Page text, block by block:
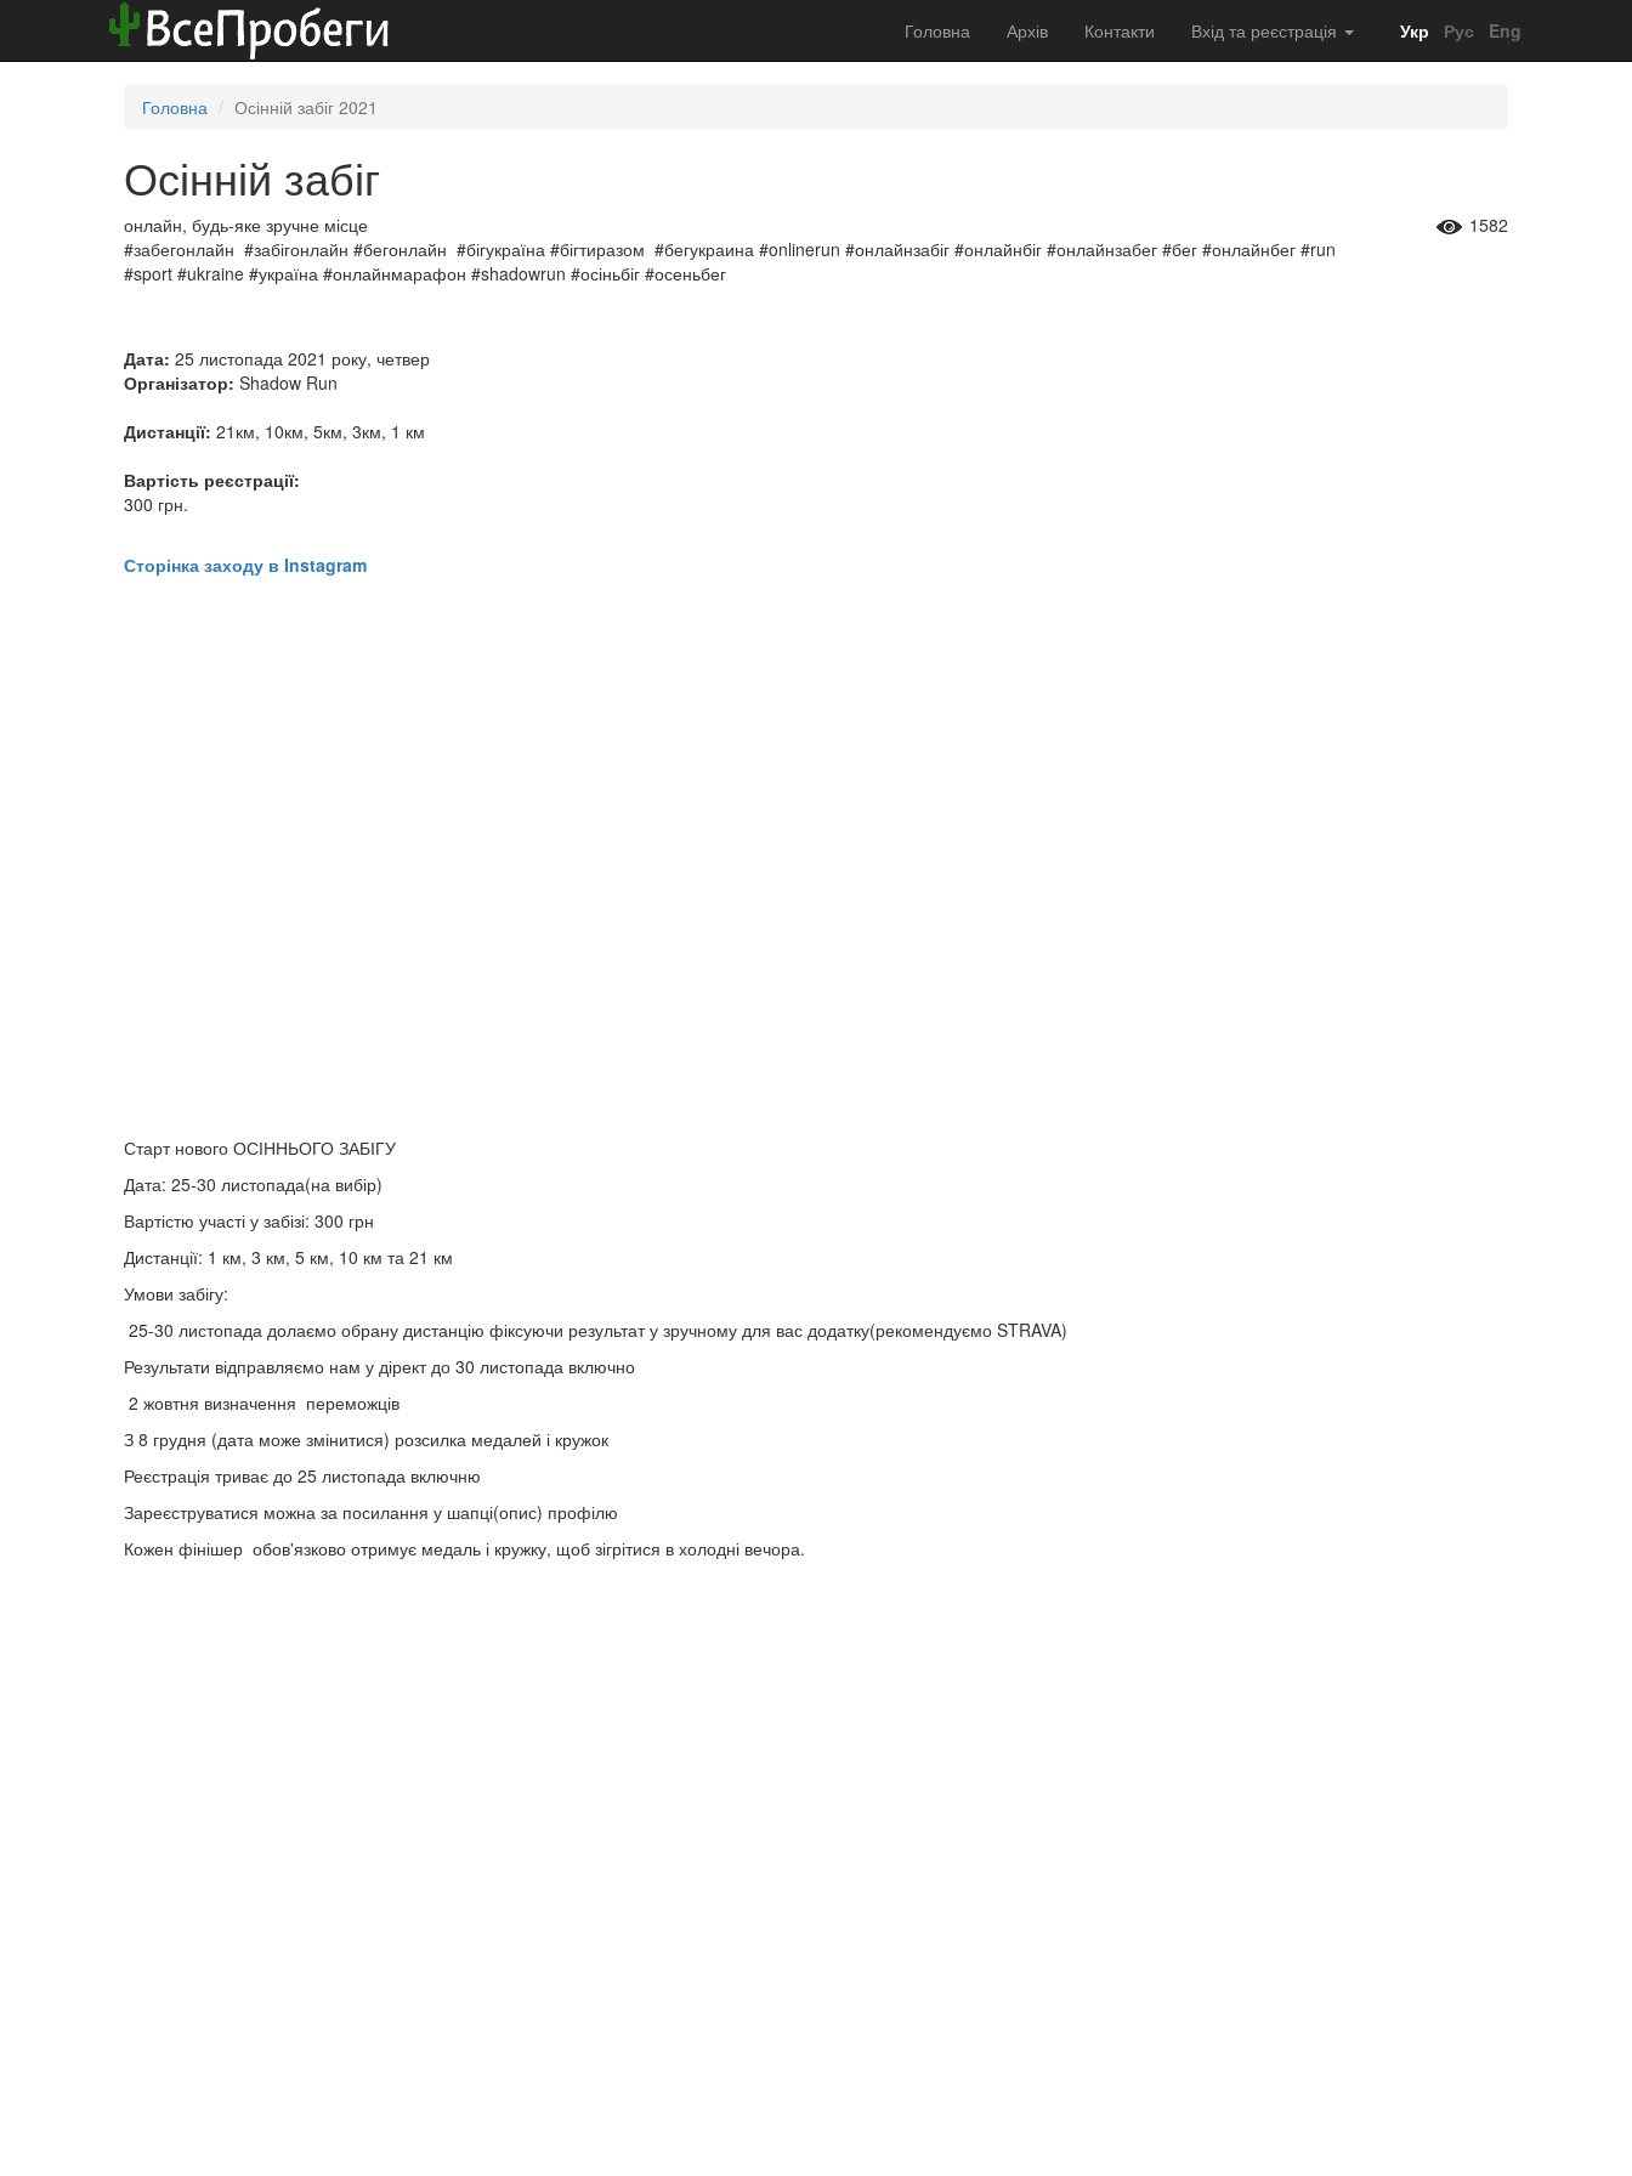
Головна Архів Контакти Вхід та реєстрація Укр Рус Eng
Головна Осінній забіг 2021
Осінній забіг
онлайн, будь-яке зручне місце
1582
#забегонлайн #забігонлайн #бегонлайн #бігукраїна #бігтиразом #бегукраина #onlinerun #онлайнзабіг #онлайнбіг #онлайнзабег #бег #онлайнбег #run
#sport #ukraine #україна #онлайнмарафон #shadowrun #осіньбіг #осеньбег
Дата: 25 листопада 2021 року, четвер
Організатор: Shadow Run
Дистанції: 21км, 10км, 5км, 3км, 1 км
Вартість реєстрації:
300 грн.
Сторінка заходу в Instagram
Старт нового ОСІННЬОГО ЗАБІГУ
Дата: 25-30 листопада(на вибір)
Вартістю участі у забізі: 300 грн
Дистанції: 1 км, 3 км, 5 км, 10 км та 21 км
Умови забігу:
25-30 листопада долаємо обрану дистанцію фіксуючи результат у зручному для вас додатку(рекомендуємо STRAVA)
Результати відправляємо нам у дірект до 30 листопада включно
2 жовтня визначення переможців
З 8 грудня (дата може змінитися) розсилка медалей і кружок
Реєстрація триває до 25 листопада включню
Зареєструватися можна за посилання у шапці(опис) профілю
Кожен фінішер обов'язково отримує медаль і кружку, щоб зігрітися в холодні вечора.